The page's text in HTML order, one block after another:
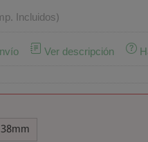
Incluidos)
Ver descripción
38mm